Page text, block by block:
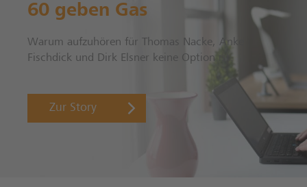
60 geben Gas
Warum aufzuhören für Thomas Nacke, Anke
Fischdick und Dirk Elsner keine Option ist.
Zur Story